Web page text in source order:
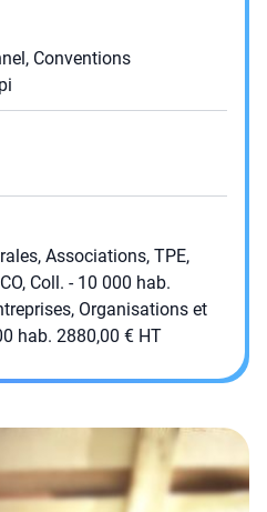
Conventions
Associations, TPE,
Coll. - 10 000 hab.
Organisations et
hab. 2880,00 € HT